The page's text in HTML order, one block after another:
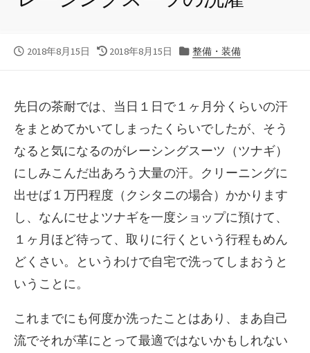
公
2018年8月15日
最
日
2018年8月15日
カ
ー
整備・装備
先日の茶耐では、当日１日で１ヶ月分くらいの汗
をまとめてかいてしまったくらいでしたが、そう
なると気になるのがレーシングスーツ（ツナギ）
にしみこんだ出あろう大量の汗。クリーニングに
出せば１万円程度（クシタニの場合）かかります
し、なんにせよツナギを一度ショップに預けて、
１ヶ月ほど待って、取りに行くという行程もめん
どくさい。というわけで自宅で洗ってしまおうと
いうことに。
これまでにも何度か洗ったことはあり、まあ自己
流でそれが革にとって最適ではないかもしれない